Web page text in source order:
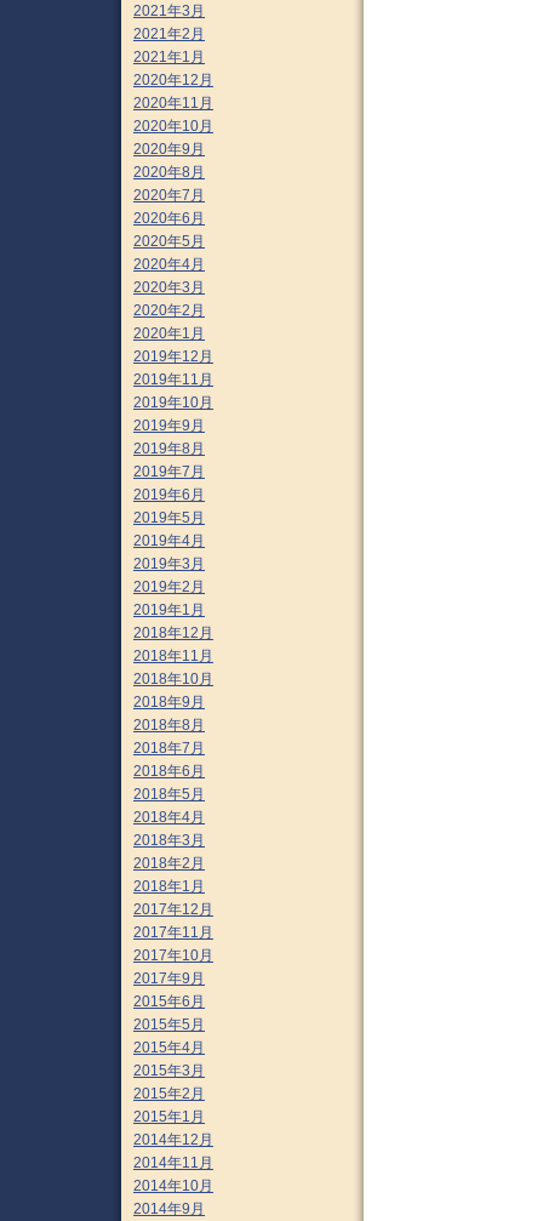
2021年3月
2021年2月
2021年1月
2020年12月
2020年11月
2020年10月
2020年9月
2020年8月
2020年7月
2020年6月
2020年5月
2020年4月
2020年3月
2020年2月
2020年1月
2019年12月
2019年11月
2019年10月
2019年9月
2019年8月
2019年7月
2019年6月
2019年5月
2019年4月
2019年3月
2019年2月
2019年1月
2018年12月
2018年11月
2018年10月
2018年9月
2018年8月
2018年7月
2018年6月
2018年5月
2018年4月
2018年3月
2018年2月
2018年1月
2017年12月
2017年11月
2017年10月
2017年9月
2015年6月
2015年5月
2015年4月
2015年3月
2015年2月
2015年1月
2014年12月
2014年11月
2014年10月
2014年9月